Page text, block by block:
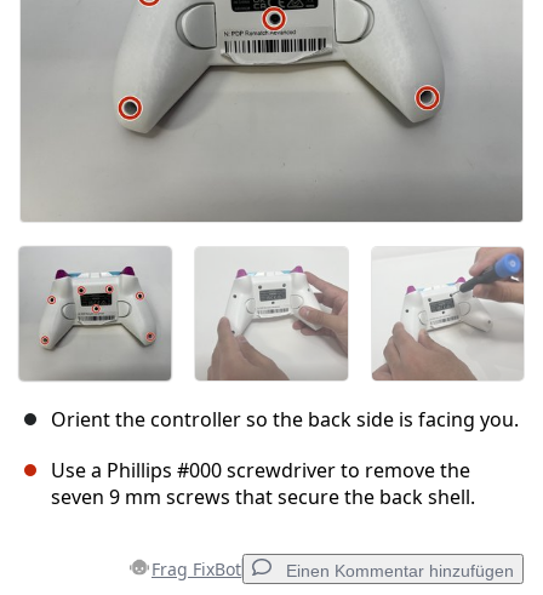
Orient the controller so the back side is facing you.
Use a Phillips #000 screwdriver to remove the
seven 9 mm screws that secure the back shell.
Frag FixBot Einen Kommentar hinzufügen